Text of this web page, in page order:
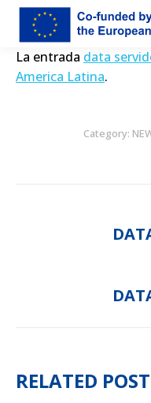
La entrada data
America Latina.
Category:
RELATED